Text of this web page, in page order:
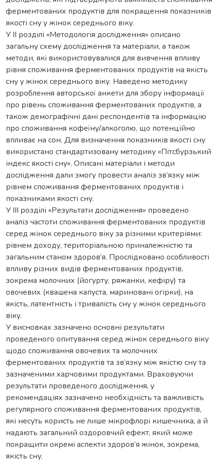
ферментованих продуктів для покращення показників
якості сну у жінок середнього віку.
У ІІ розділі «Методологія дослідження» описано
загальну схему дослідження та матеріали, а також
методи, які використовувалися для вивчення впливу
рівня споживання ферментованих продуктів на якість
сну у жінок середнього віку. Наведено методику
розроблення авторської анкети для збору інформації
про рівень споживання ферментованих продуктів, а
також демографічні дані респондентів та інформацію
про споживання кофеїну/алкоголю, що потенційно
впливає на сон. Для визначення показників якості сну
використано стандартизовану методику «Пітсбурзький
індекс якості сну». Описані матеріали і методи
дослідження дали змогу провести аналіз зв’язку між
рівнем споживання ферментованих продуктів і
показниками якості сну.
У ІІІ розділі «Результати дослідження» проведено
аналіз частоти споживання ферментованих продуктів
серед жінок середнього віку за різними критеріями:
рівнем доходу, територіальною приналежністю та
загальним станом здоров’я. Прослідковано особливості
впливу різних видів ферментованих продуктів,
зокрема молочних (йогурту, ряжанки, кефіру) та
овочевих (квашена капуста, мариновані огірки), на
якість, латентність і тривалість сну у жінок середнього
віку.
У висновках зазначено основні результати
проведеного опитування серед жінок середнього віку
щодо споживання овочевих та молочних
ферментованих продуктів та зв’язку між якістю сну та
зазначеними харчовими продуктами. Враховуючи
результати проведеного дослідження, у
рекомендаціях зазначено необхідність та важливість
регулярного споживання ферментованих продуктів,
які несуть користь не лише мікрофлорі кишечника, а й
надають загальний оздоровчий ефект, який може
покращити окремі аспекти здоров’я жінок, зокрема,
якість сну.